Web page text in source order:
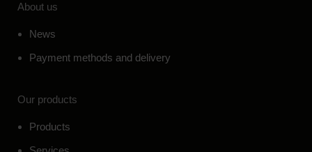
About us
News
Payment methods and delivery
Our products
Products